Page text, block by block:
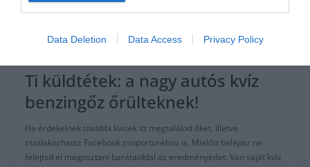
Data Deletion Data Access Privacy Policy
Ti küldtétek: a nagy autós kvíz
benzingőz őrülteknek!
Ha érdekelnek további kvízek itt megtalálod őket, illetve
csatlakozhatsz Facebook csoportunkhoz is. Mielőtt belépsz ne
felejtsd el megosztani barátaiddal az eredményedet. Van saját kvíz